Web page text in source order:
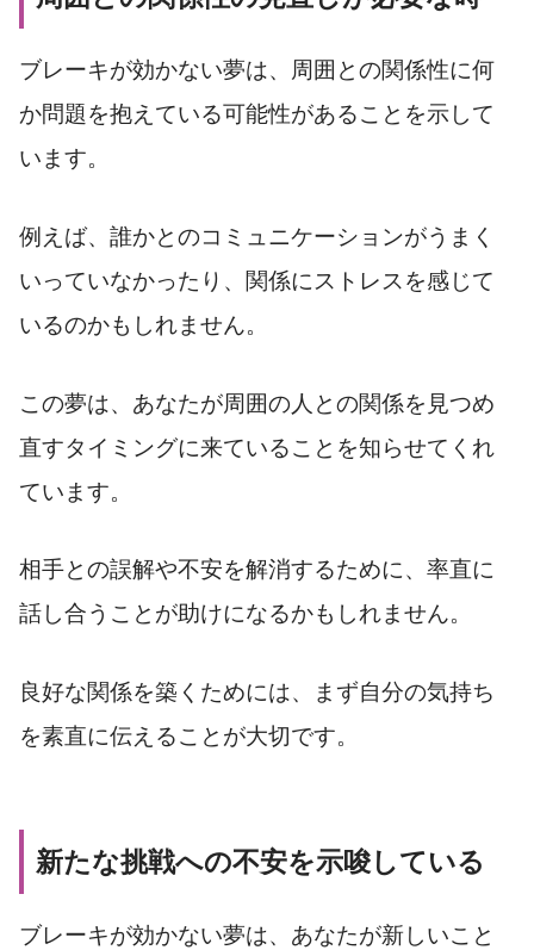
ブレーキが効かない夢は、周囲との関係性に何
か問題を抱えている可能性があることを示して
います。
例えば、誰かとのコミュニケーションがうまく
いっていなかったり、関係にストレスを感じて
いるのかもしれません。
この夢は、あなたが周囲の人との関係を見つめ
直すタイミングに来ていることを知らせてくれ
ています。
相手との誤解や不安を解消するために、率直に
話し合うことが助けになるかもしれません。
良好な関係を築くためには、まず自分の気持ち
を素直に伝えることが大切です。
新たな挑戦への不安を示唆している
ブレーキが効かない夢は、あなたが新しいこと